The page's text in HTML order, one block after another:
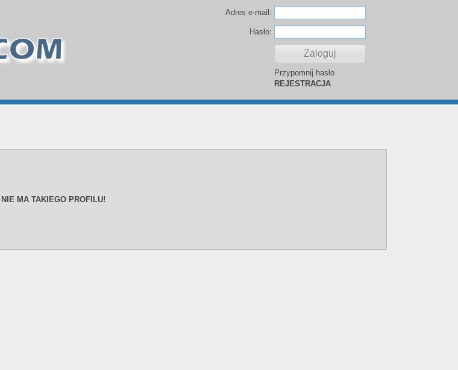
Adres e-mail:
Hasło:
Przypomnij hasło
REJESTRACJA
NIE MA TAKIEGO PROFILU!